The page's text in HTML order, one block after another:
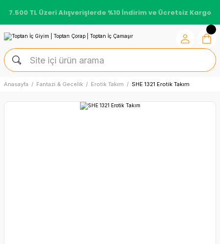
7.500 TL Üzeri Alışverişlerde %10 İndirim ve Ücretsiz Kargo
Anasayfa Fantazi & Gecelik Erotik Takım SHE 1321 Erotik Takım